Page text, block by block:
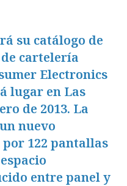
su catálogo de
cartelería
Electronics
lugar en Las
de 2013. La
nuevo
122 pantallas
entre panel y